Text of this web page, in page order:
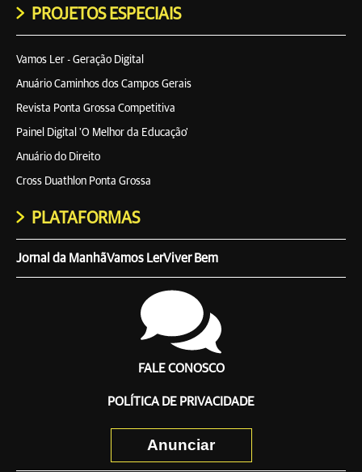
PROJETOS ESPECIAIS
Vamos Ler - Geração Digital
Anuário Caminhos dos Campos Gerais
Revista Ponta Grossa Competitiva
Painel Digital 'O Melhor da Educação'
Anuário do Direito
Cross Duathlon Ponta Grossa
PLATAFORMAS
Jornal da ManhãVamos LerViver Bem
FALE CONOSCO
POLÍTICA DE PRIVACIDADE
Anunciar